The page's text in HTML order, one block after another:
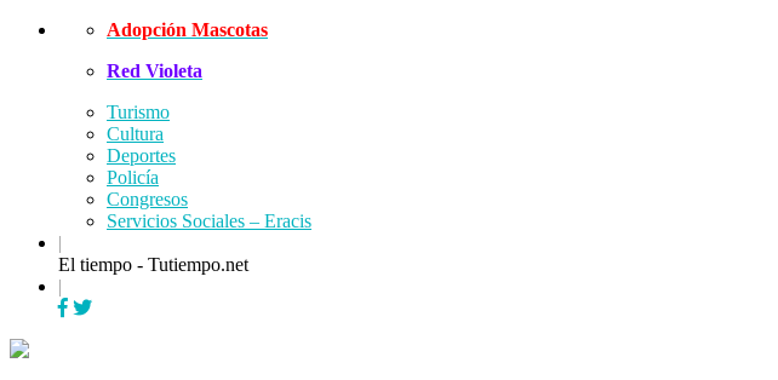
Skip
Adopción Mascotas
Red Violeta
Turismo
Cultura
Deportes
Policía
Congresos
Servicios Sociales – Eracis
|
El tiempo - Tutiempo.net
|